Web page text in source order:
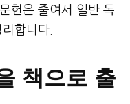
헌은 줄여서 일반 독
합니다.
책으로 출